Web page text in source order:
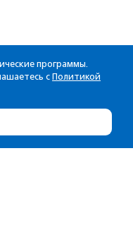
программы.
с Политикой